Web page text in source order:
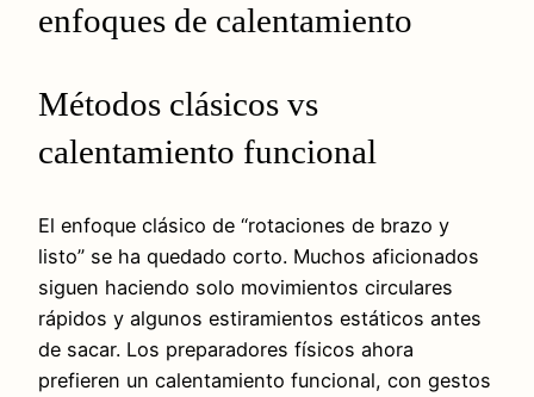
enfoques de calentamiento
Métodos clásicos vs
calentamiento funcional
El enfoque clásico de “rotaciones de brazo y
listo” se ha quedado corto. Muchos aficionados
siguen haciendo solo movimientos circulares
rápidos y algunos estiramientos estáticos antes
de sacar. Los preparadores físicos ahora
prefieren un calentamiento funcional, con gestos